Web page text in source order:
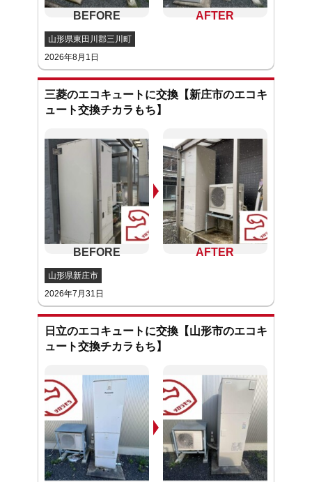
山形県東田川郡三川町
2026年8月1日
三菱のエコキュートに交換【新庄市のエコキ
ュート交換チカラもち】
山形県新庄市
2026年7月31日
日立のエコキュートに交換【山形市のエコキ
ュート交換チカラもち】